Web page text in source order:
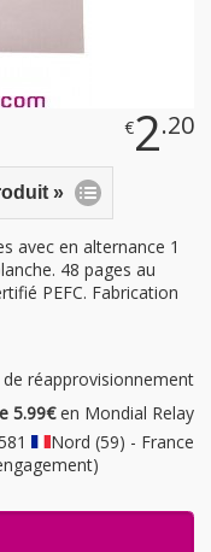
€2.20
»
avec en alternance 1
48 pages au
PEFC. Fabrication
réapprovisionnement
5.99€en Mondial Relay
Nord (59) - France